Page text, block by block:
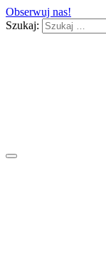
Obserwuj nas!
Szukaj: